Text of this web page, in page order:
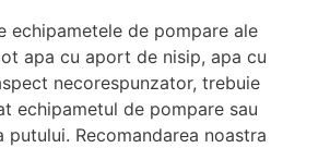
echipametele de pompare ale
apa cu aport de nisip, apa cu
necorespunzator, trebuie
echipametul de pompare sau
putului. Recomandarea noastra